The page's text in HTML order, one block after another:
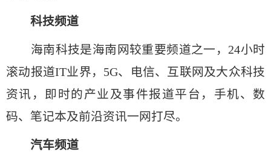
科技频道
海南科技是海南网较重要频道之一，24小时
滚动报道IT业界，5G、电信、互联网及大众科技
资讯，即时的产业及事件报道平台，手机、数
码、笔记本及前沿资讯一网打尽。
汽车频道